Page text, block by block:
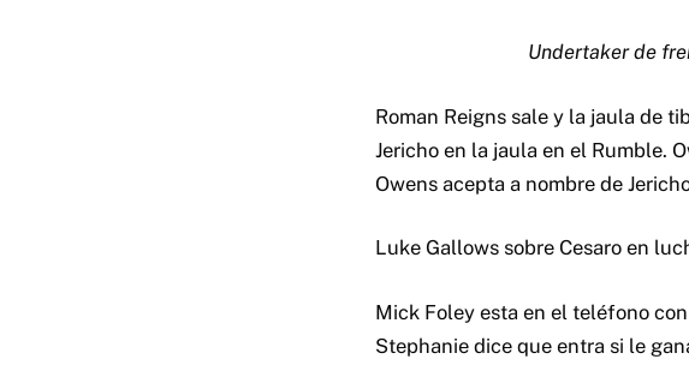
Undertaker de
Roman Reigns sale y la jaula de
Jericho en la jaula en el Rumble.
Owens acepta a nombre de
Luke Gallows sobre Cesaro en
Mick Foley esta en el teléfono
Stephanie dice que entra si le